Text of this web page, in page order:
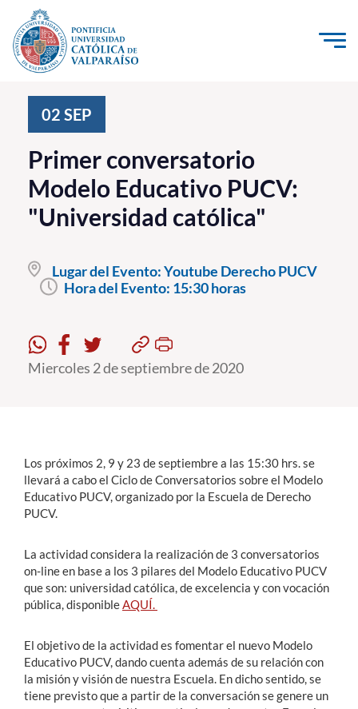
Click acá para ir directamente al contenido
Investigación, Creación e Innovación
PUCV Internacional
Vinculación con el Medio
Pregrado
Formación Continua
Funcionarios
Alumni
English
02 SEP
Primer conversatorio
Modelo Educativo PUCV:
"Universidad católica"
Lugar del Evento:Youtube Derecho PUCV
Hora del Evento: 15:30 horas
Miercoles 2 de septiembre de 2020
Los próximos 2, 9 y 23 de septiembre a las 15:30 hrs. se
llevará a cabo el Ciclo de Conversatorios sobre el Modelo
Educativo PUCV, organizado por la Escuela de Derecho
PUCV.
La actividad considera la realización de 3 conversatorios
on-line en base a los 3 pilares del Modelo Educativo PUCV
que son: universidad católica, de excelencia y con vocación
pública, disponibleAQUÍ.
El objetivo de la actividad es fomentar el nuevo Modelo
Educativo PUCV, dando cuenta además de su relación con
la misión y visión de nuestra Escuela. En dicho sentido, se
tiene previsto que a partir de la conversación se genere un